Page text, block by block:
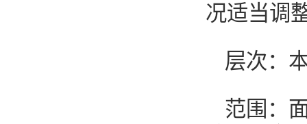
况适当调
层次：
范围：